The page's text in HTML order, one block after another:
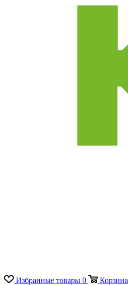
Избранные товары 0 Корзина